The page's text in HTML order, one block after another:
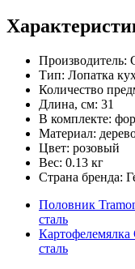
Производитель:
Тип: Лопатка
Количество
Длина, см: 31
В комплекте:
Материал:
Цвет: розовый
Вес: 0.13 кг
Страна бренда:
Половник
сталь
сталь